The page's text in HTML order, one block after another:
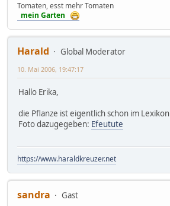
Tomaten, esst mehr Tomaten
mein Garten
Harald
Global Moderator
10. Mai 2006, 19:47:17
Hallo Erika,
die Pflanze ist eigentlich schon im Lexikon
Foto dazugegeben: Efeutute
https://www.haraldkreuzer.net
sandra
Gast